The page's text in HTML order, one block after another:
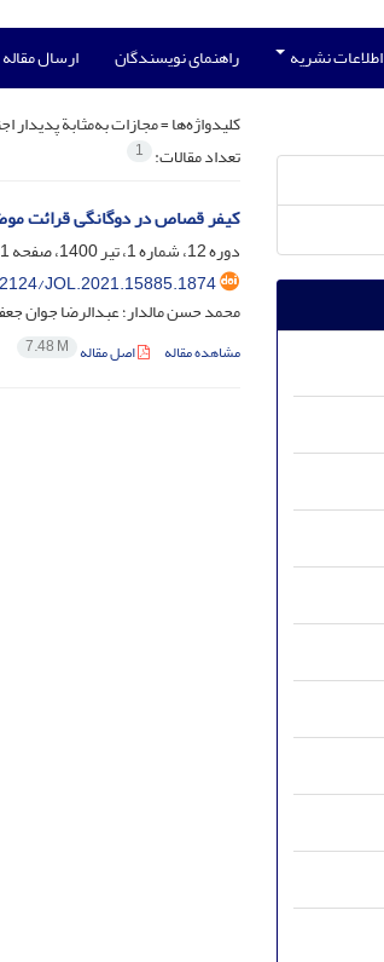
اطلاعات نشریه راهنمای نویسندگان ارسال مقاله
کلیدواژه‌ها =مجازات به‌مثابة پدیدار
تعداد مقالات: 1
کیفر قصاص در دوگانگی قرائت
دوره 12، شماره 1، تیر 1400، صفحه
JOL.2021.15885.1874
محمد حسن مالدار؛ عبدالرضا جوان
مشاهده مقاله اصل مقاله 7.48 M